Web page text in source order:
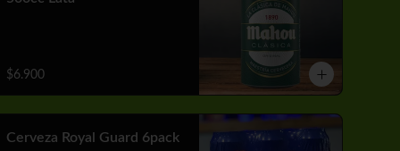
$6.900
Cerveza Royal Guard 6pack